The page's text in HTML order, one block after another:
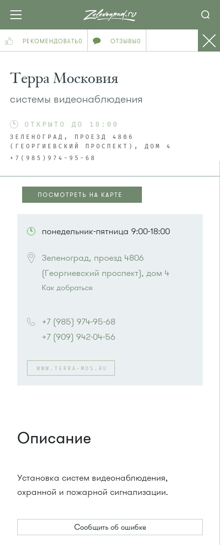
РЕКОМЕНДОВАТЬ0 ОТЗЫВЫ0
Терра Московия
системы видеонаблюдения
ОТКРЫТО ДО 18:00
ЗЕЛЕНОГРАД, ПРОЕЗД 4806
(ГЕОРГИЕВСКИЙ ПРОСПЕКТ), ДОМ 4
+7(985)974-95-68
ПОСМОТРЕТЬ НА КАРТЕ
понедельник-пятница 9:00-18:00
Зеленоград, проезд 4806
(Георгиевский проспект), дом 4
Как добраться
Автобус 31
или до остановки"МИЭТ"
Автобусы № 2, 3, 9, 11, 19, 31, 32.
+7 (985) 974-95-68
+7 (909) 942-04-56
WWW.TERRA-MOS.RU
Описание
Установка систем видеонаблюдения,
охранной и пожарной сигнализации.
Сообщить об ошибке